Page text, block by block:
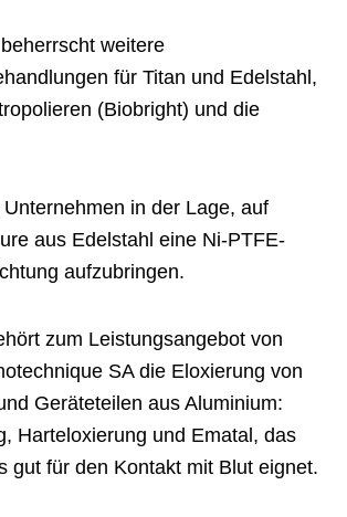
weitere
für Titan und Edelstahl,
(Biobright) und die
in der Lage, auf
aus Edelstahl eine Ni-PTFE-
aufzubringen.
zum Leistungsangebot von
SA die Eloxierung von
Geräteteilen aus Aluminium:
Harteloxierung und Ematal, das
gut für den Kontakt mit Blut eignet.